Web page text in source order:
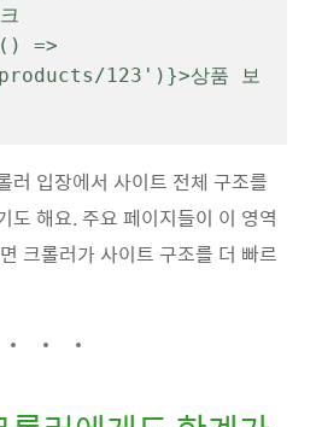
=>
123')}>상품 보
러 입장에서 사이트 전체 구조를
도 해요. 주요 페이지들이 이 영역
크롤러가 사이트 구조를 더 빠르